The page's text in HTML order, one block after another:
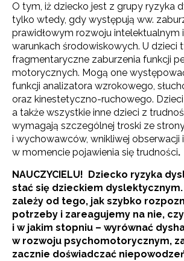
O tym, iż dziecko jest z grupy ryzyka
tylko wtedy, gdy występują ww.
prawidłowym rozwoju intelektualnym
warunkach środowiskowych. U dzieci
fragmentaryczne zaburzenia funkcji
motorycznych. Mogą one
funkcji analizatora wzrokowego,
oraz kinestetyczno-ruchowego.
a także wszystkie inne dzieci z
wymagają szczególnej troski ze
i wychowawców, wnikliwej obserwacji
w momencie pojawienia się trudności.
NAUCZYCIELU! Dziecko ryzyka
stać się dzieckiem dyslektycznym.
zależy od tego, jak szybko
potrzeby i zareagujemy na nie,
i w jakim stopniu – wyrównać
w rozwoju psychomotorycznym,
zacznie doświadczać